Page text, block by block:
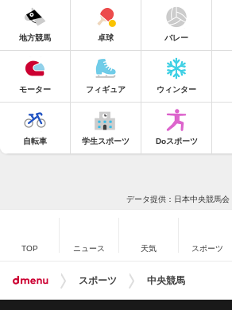
地方競馬 卓球 バレー
モーター フィギュア ウィンター
自転車 学生スポーツ Doスポーツ
データ提供：日本中央競馬会
TOP ニュース 天気 スポーツ
スポーツ 中央競馬